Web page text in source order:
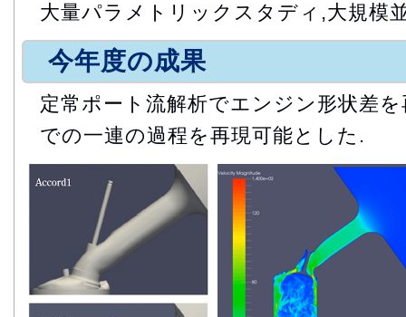
大量パラメトリックスタディ,大規模
今年度の成果
定常ポート流解析でエンジン形状差
での一連の過程を再現可能とした.